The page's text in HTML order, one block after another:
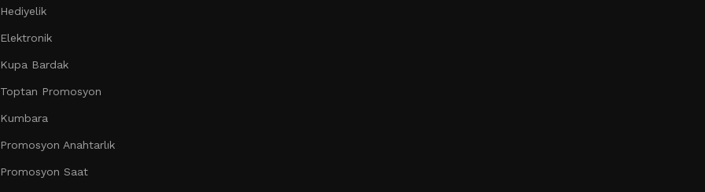
Hediyelik
Elektronik
Kupa Bardak
Toptan Promosyon
Kumbara
Promosyon Anahtarlık
Promosyon Saat